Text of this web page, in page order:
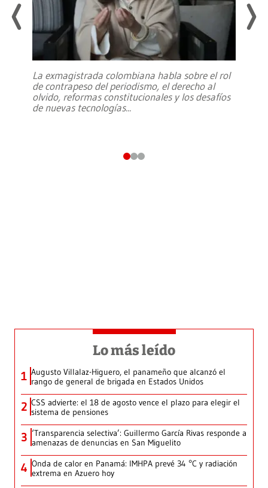
La exmagistrada colombiana habla sobre el rol
de contrapeso del periodismo, el derecho al
olvido, reformas constitucionales y los desafíos
de nuevas tecnologías...
Lo más leído
1 Augusto Villalaz-Higuero, el panameño que alcanzó el
rango de general de brigada en Estados Unidos
2 CSS advierte: el 18 de agosto vence el plazo para elegir el
sistema de pensiones
3 ‘Transparencia selectiva’: Guillermo García Rivas responde a
amenazas de denuncias en San Miguelito
4 Onda de calor en Panamá: IMHPA prevé 34 °C y radiación
extrema en Azuero hoy